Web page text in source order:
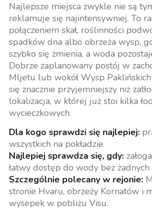
Najlepsze miejsca zwykle nie są
reklamuje się najintensywniej. To
połączeniem skał, roślinności
spadków dna albo obrzeża wysp,
szybko się zmienia, a woda
Dobrze zaplanowany postój w
Mljetu lub wokół Wysp Paklińskich
się znacznie przyjemniejszy niż
lokalizacja, w której już stoi kilka
wycieczkowych.
Dla kogo sprawdzi się najlepiej:
wszystkich na pokładzie.
Najlepiej sprawdza się, gdy:
łatwy dostęp do wody bez
Szczególnie polecany w rejonie:
stronie Hvaru, obrzeży Kornatów i
wysepek w pobliżu Visu.